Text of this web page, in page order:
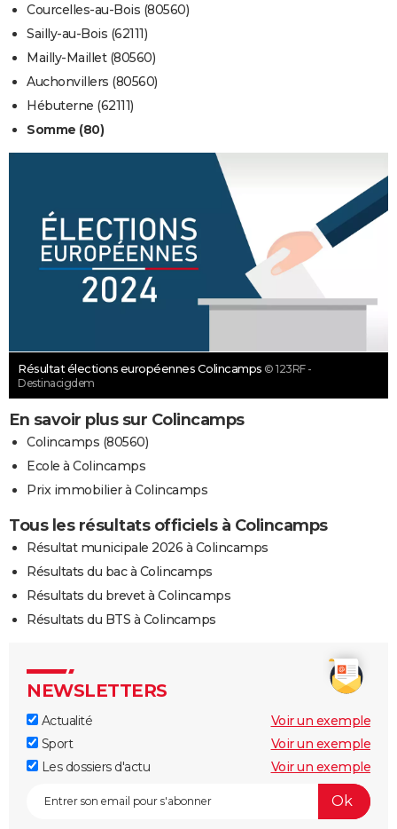
Courcelles-au-Bois (80560)
Sailly-au-Bois (62111)
Mailly-Maillet (80560)
Auchonvillers (80560)
Hébuterne (62111)
Somme (80)
Résultat élections européennes Colincamps © 123RF -
Destinacigdem
En savoir plus sur Colincamps
Colincamps (80560)
Ecole à Colincamps
Prix immobilier à Colincamps
Tous les résultats officiels à Colincamps
Résultat municipale 2026 à Colincamps
Résultats du bac à Colincamps
Résultats du brevet à Colincamps
Résultats du BTS à Colincamps
NEWSLETTERS
Actualité
Voir un exemple
Sport
Voir un exemple
Les dossiers d'actu
Voir un exemple